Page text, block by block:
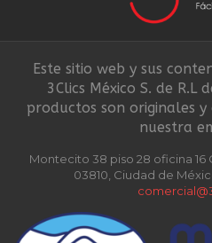
Este sitio web y sus
3Clics México S. de R.L
productos son originales
nuestra
Montecito 38 piso 28 oficina 16
03810, Ciudad de